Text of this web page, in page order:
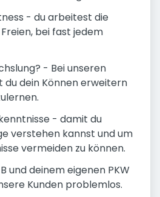
- du arbeitest die
bei fast jedem
- Bei unseren
du dein Können erweitern
- damit du
verstehen kannst und um
vermeiden zu können.
und deinem eigenen PKW
Kunden problemlos.